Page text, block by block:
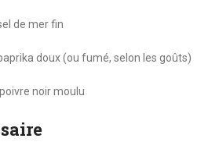
de mer fin
doux (ou fumé, selon les goûts)
noir moulu